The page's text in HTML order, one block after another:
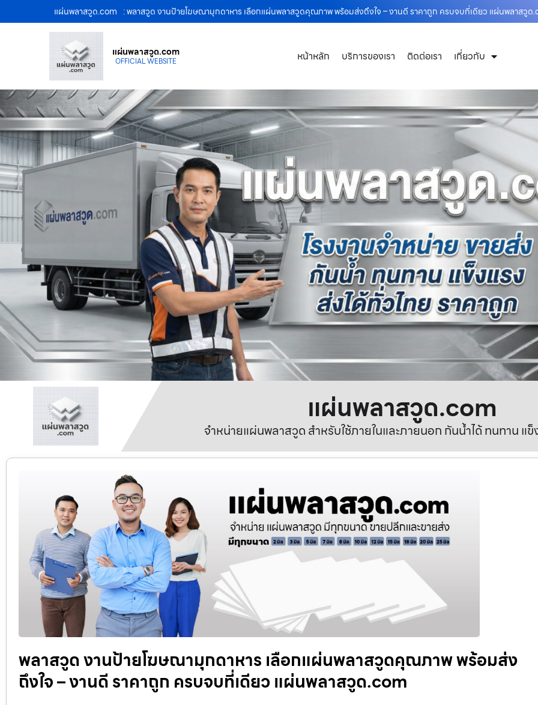
แผ่นพลาสวูด.com : พลาสวูด งานป้ายโฆษณามุกดาหาร เลือกแผ่นพลาสวูดคุณภาพ พร้อมส่งถึงใจ – งานดี ราคาถูก ครบจบที่เดียว แผ่นพลาสวูด
แผ่นพลาสวูด.com
OFFICIAL WEBSITE หน้าหลัก บริการของเรา ติดต่อเรา เกี่ยวกับ
แผ่นพลาสวูด.com
จำหน่ายแผ่นพลาสวูด สำหรับใช้ภายในและภายนอก กันน้ำได้ ทนทาน แข็
พลาสวูด งานป้ายโฆษณามุกดาหาร เลือกแผ่นพลาสวูดคุณภาพ พร้อมส่ง
ถึงใจ – งานดี ราคาถูก ครบจบที่เดียว แผ่นพลาสวูด.com